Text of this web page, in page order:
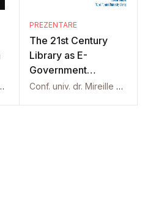
Rădoi
PREZENTARE
The 21st Century
Library as E-
Government
Strategy Facilitator Conf. univ. dr. Mireille Rădoi